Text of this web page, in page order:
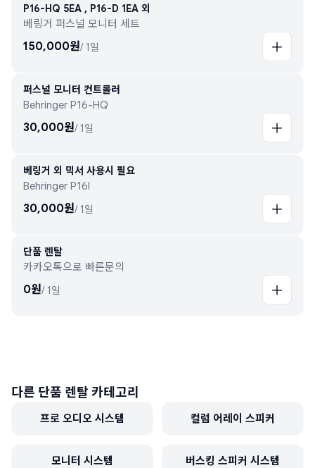
P16-HQ 5EA , P16-D 1EA 외
베링거 퍼스널 모니터 세트
150,000원/ 1일
퍼스널 모니터 컨트롤러
Behringer P16-HQ
30,000원/ 1일
베링거 외 믹서 사용시 필요
Behringer P16I
30,000원/ 1일
단품 렌탈
카카오톡으로 빠른문의
0원/ 1일
다른 단품 렌탈 카테고리
프로 오디오 시스템 컬럼 어레이 스피커
모니터 시스템 버스킹 스피커 시스템